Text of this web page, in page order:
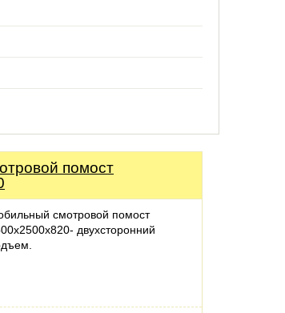
помост
смотровой помост
двухсторонний